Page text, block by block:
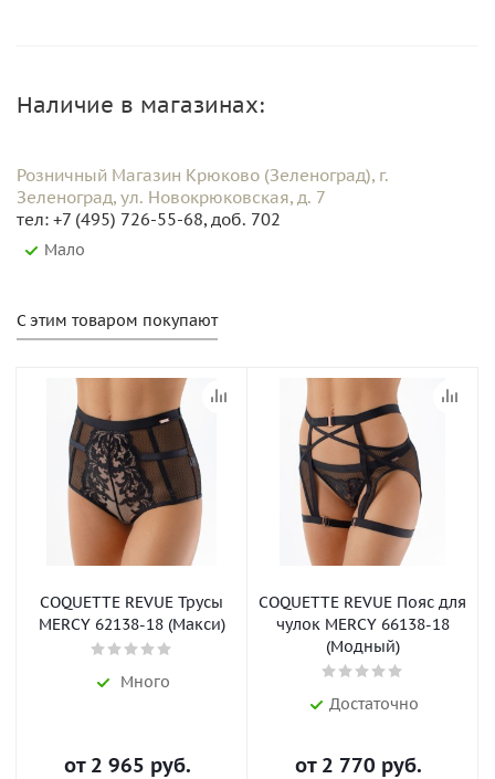
Наличие в магазинах:
Розничный Магазин Крюково (Зеленоград), г.
Зеленоград, ул. Новокрюковская, д. 7
тел: +7 (495) 726-55-68, доб. 702
Мало
С этим товаром покупают
COQUETTE REVUE Трусы
MERCY 62138-18 (Макси)
Много
от 2 965 руб.
COQUETTE REVUE Пояс для
чулок MERCY 66138-18
(Модный)
Достаточно
от 2 770 руб.